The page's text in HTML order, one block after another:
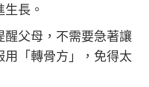
長。
醒父母，不需要急著讓
用「轉骨方」，免得太